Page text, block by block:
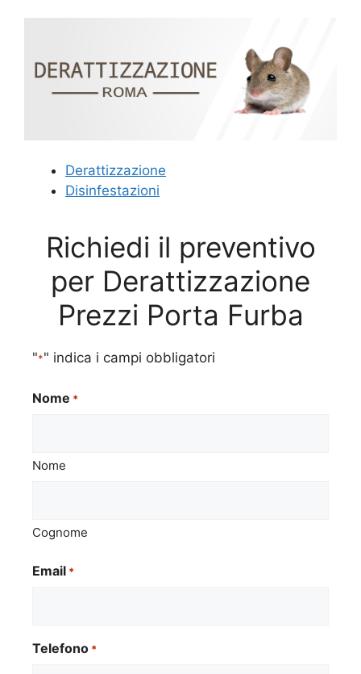
Derattizzazione
Disinfestazioni
Richiedi il preventivo
per Derattizzazione
Prezzi Porta Furba
"*" indica i campi obbligatori
Nome *
Nome
Cognome
Email *
Telefono *